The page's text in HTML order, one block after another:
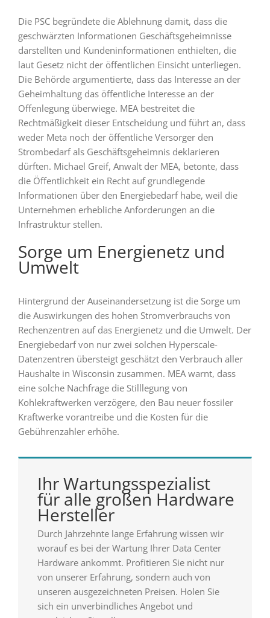
Die PSC begründete die Ablehnung damit, dass die
geschwärzten Informationen Geschäftsgeheimnisse
darstellten und Kundeninformationen enthielten, die
laut Gesetz nicht der öffentlichen Einsicht unterliegen.
Die Behörde argumentierte, dass das Interesse an der
Geheimhaltung das öffentliche Interesse an der
Offenlegung überwiege. MEA bestreitet die
Rechtmäßigkeit dieser Entscheidung und führt an, dass
weder Meta noch der öffentliche Versorger den
Strombedarf als Geschäftsgeheimnis deklarieren
dürften. Michael Greif, Anwalt der MEA, betonte, dass
die Öffentlichkeit ein Recht auf grundlegende
Informationen über den Energiebedarf habe, weil die
Unternehmen erhebliche Anforderungen an die
Infrastruktur stellen.
Sorge um Energienetz und
Umwelt
Hintergrund der Auseinandersetzung ist die Sorge um
die Auswirkungen des hohen Stromverbrauchs von
Rechenzentren auf das Energienetz und die Umwelt. Der
Energiebedarf von nur zwei solchen Hyperscale-
Datenzentren übersteigt geschätzt den Verbrauch aller
Haushalte in Wisconsin zusammen. MEA warnt, dass
eine solche Nachfrage die Stilllegung von
Kohlekraftwerken verzögere, den Bau neuer fossiler
Kraftwerke vorantreibe und die Kosten für die
Gebührenzahler erhöhe.
Ihr Wartungsspezialist
für alle großen Hardware
Hersteller
Durch Jahrzehnte lange Erfahrung wissen wir
worauf es bei der Wartung Ihrer Data Center
Hardware ankommt. Profitieren Sie nicht nur
von unserer Erfahrung, sondern auch von
unseren ausgezeichneten Preisen. Holen Sie
sich ein unverbindliches Angebot und